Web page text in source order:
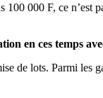
000 F, ce
en ces temps
de lots. Parmi les